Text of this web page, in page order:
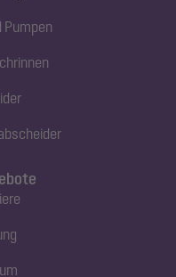
Pumpen